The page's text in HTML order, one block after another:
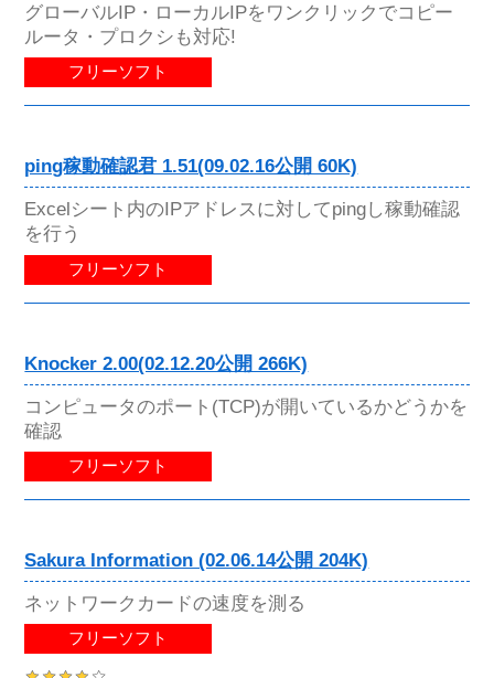
グローバルIP・ローカルIPをワンクリックでコピー
ルータ・プロクシも対応!
フリーソフト
ping稼動確認君 1.51(09.02.16公開 60K)
Excelシート内のIPアドレスに対してpingし稼動確認
を行う
フリーソフト
Knocker 2.00(02.12.20公開 266K)
コンピュータのポート(TCP)が開いているかどうかを
確認
フリーソフト
Sakura Information (02.06.14公開 204K)
ネットワークカードの速度を測る
フリーソフト